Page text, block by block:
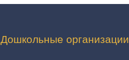
Дошкольные организации